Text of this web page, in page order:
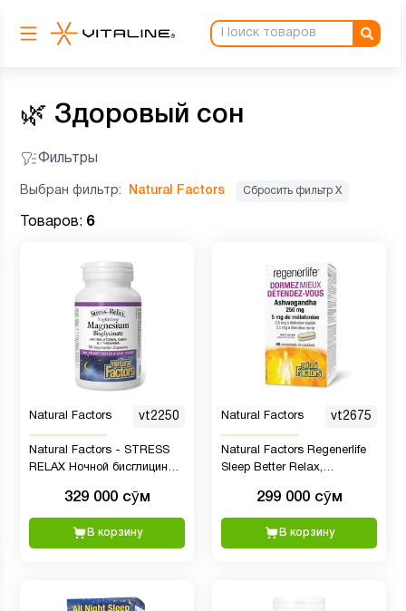
🌿 Здоровый сон
Фильтры
Выбран фильтр: Natural Factors Сбросить фильтр Х
Товаров: 6
Natural Factors vt2250
Natural Factors - STRESS
RELAX Ночной бисглицинат
капсул329 000 сӯм
В корзину
Natural Factors vt2675
Natural Factors Regenerlife
Sleep Better Relax,
Мелатонин 5 мг, 60 капсул
299 000 сӯм
В корзину